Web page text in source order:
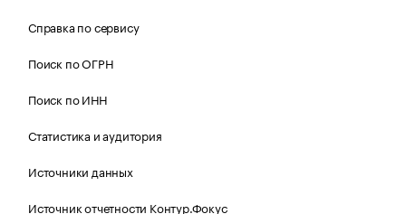
Справка по сервису
Поиск по ОГРН
Поиск по ИНН
Статистика и аудитория
Источники данных
Источник отчетности Контур.Фокус